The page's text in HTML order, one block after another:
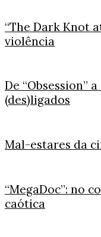
“The Dark Knot
violência
De “Obsession”
(des)ligados
Mal-estares da
“MegaDoc”: no
caótica